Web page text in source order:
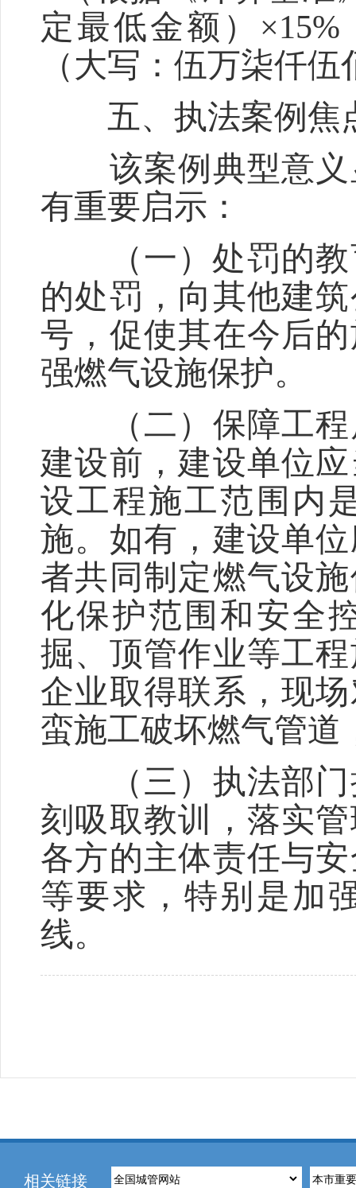
定最低金额）
（大写：伍万柒仟
五、执法案例焦
该案例典型意义
有重要启示：
（一）处罚的教
的处罚，向其他建
号，促使其在今后
强燃气设施保护。
（二）保障工程
建设前，建设单位
设工程施工范围内
施。如有，建设单
者共同制定燃气设
化保护范围和安全
掘、顶管作业等工
企业取得联系，现
蛮施工破坏燃气管道
（三）执法部门
刻吸取教训，落实
各方的主体责任与
等要求，特别是加
线。
相关链接